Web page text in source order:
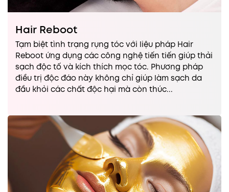
Hair Reboot
Tạm biệt tình trạng rụng tóc với liệu pháp Hair
Reboot ứng dụng các công nghệ tiến tiến giúp thải
sạch độc tố và kích thích mọc tóc. Phương pháp
điều trị độc đáo này không chỉ giúp làm sạch da
đầu khỏi các chất độc hại mà còn thúc...